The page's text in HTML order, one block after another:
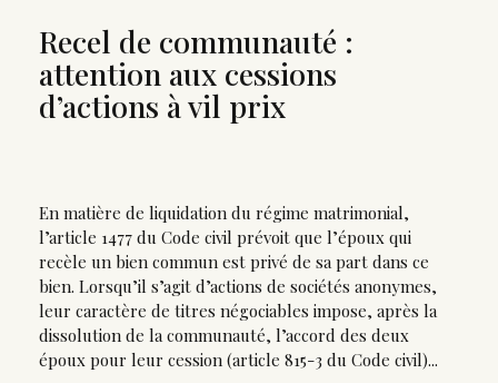
Recel de communauté :
attention aux cessions
d’actions à vil prix
En matière de liquidation du régime matrimonial,
l’article 1477 du Code civil prévoit que l’époux qui
recèle un bien commun est privé de sa part dans ce
bien. Lorsqu’il s’agit d’actions de sociétés anonymes,
leur caractère de titres négociables impose, après la
dissolution de la communauté, l’accord des deux
époux pour leur cession (article 815-3 du Code civil)...